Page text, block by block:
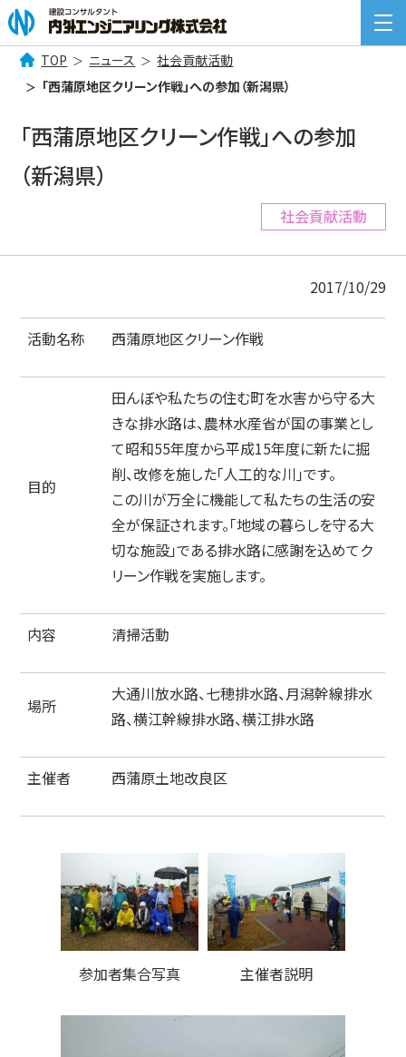
検
索:
企業情報
BUSINESS
事業案内
CONTACT
お問い合わせ
TOP ニュース
社会貢献活動
「西蒲原地区クリーン作戦」への参加（新潟県）
「西蒲原地区クリーン作戦」への参加
（新潟県）
社会貢献活動
2017/10/29
活動名称 西蒲原地区クリーン作戦
目的
田んぼや私たちの住む町を水害から守る大
きな排水路は、農林水産省が国の事業とし
て昭和55年度から平成15年度に新たに掘
削、改修を施した｢人工的な川｣です。
この川が万全に機能して私たちの生活の安
全が保証されます。「地域の暮らしを守る大
切な施設」である排水路に感謝を込めてク
リーン作戦を実施します。
内容 清掃活動
場所
大通川放水路、七穂排水路、月潟幹線排水
路、横江幹線排水路、横江排水路
主催者 西蒲原土地改良区
参加者集合写真 主催者説明